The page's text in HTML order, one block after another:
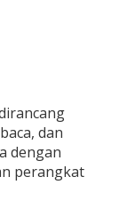
dan
dengan
perangkat